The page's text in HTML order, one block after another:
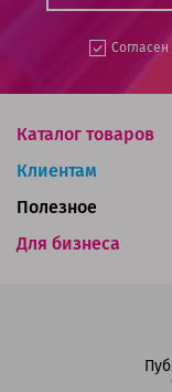
Согласен
Каталог товаров
Клиентам
Для бизнеса
Полезное